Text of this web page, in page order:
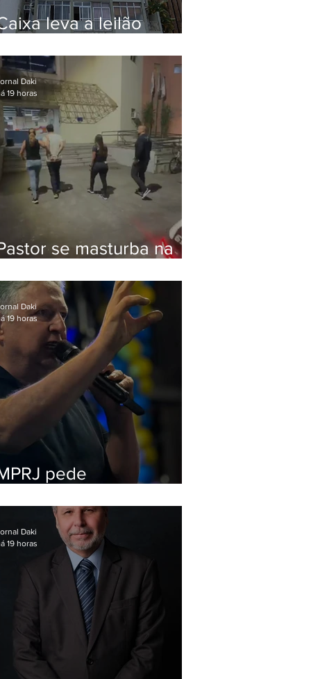
leva a leilão
em Botafogo
se masturba na
na Zona Oeste
Daki
19 horas
pede
Daki
19 horas
Daki
19 horas